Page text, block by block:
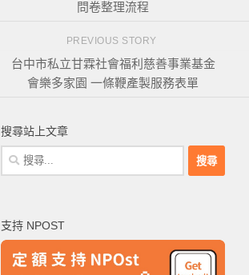
問卷整理流程
PREVIOUS STORY
台中市私立甘霖社會福利慈善事業基金
會樂多家園 一條鞭產製服務表單
搜尋站上文章
搜
尋
字:
支持 NPOST